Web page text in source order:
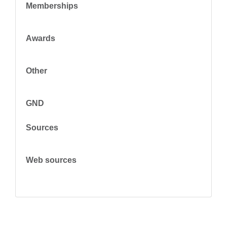
Memberships
Awards
Other
GND
Sources
Web sources